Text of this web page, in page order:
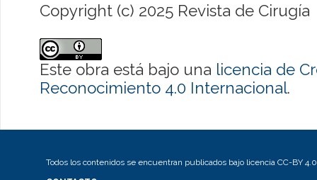
Copyright (c) 2025 Revista de Cirugía
Este obra está bajo una licencia de
Reconocimiento 4.0 Internacional.
Todos los contenidos se encuentran publicados bajo licencia CC-BY 4.0